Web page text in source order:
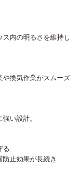
内の明るさを維持し
や換気作業がスムーズ
い設計。
る
防止効果が長続き